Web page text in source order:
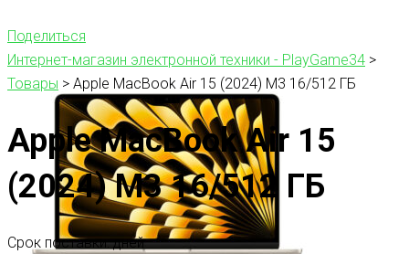
Поделиться
Интернет-магазин электронной техники - PlayGame34 >
Товары > Apple MacBook Air 15 (2024) M3 16/512 ГБ
Apple MacBook Air 15
(2024) M3 16/512 ГБ
Срок поставки: дней